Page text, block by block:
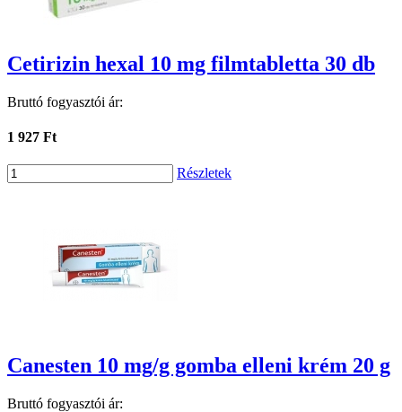
Cetirizin hexal 10 mg filmtabletta 30 db
Bruttó fogyasztói ár:
1 927 Ft
Részletek
Canesten 10 mg/g gomba elleni krém 20 g
Bruttó fogyasztói ár: